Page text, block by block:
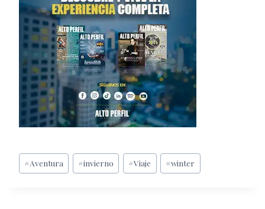
Etiquetas
de
#Aventura #invierno #Viaje #winter